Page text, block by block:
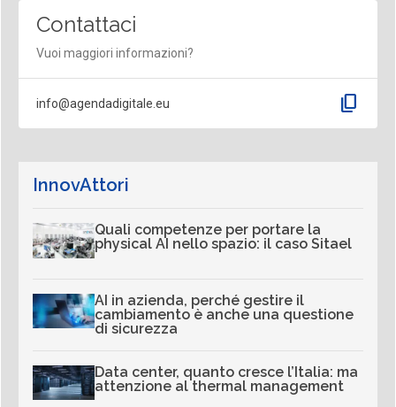
Contattaci
Vuoi maggiori informazioni?
info@agendadigitale.eu content_copy
InnovAttori
Quali competenze per portare la
physical AI nello spazio: il caso Sitael
AI in azienda, perché gestire il
cambiamento è anche una questione
di sicurezza
Data center, quanto cresce l’Italia: ma
attenzione al thermal management